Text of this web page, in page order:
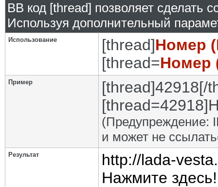
BB код [thread] позволяет сделать
Используя дополнительный
Использование [thread]Номер
[thread=Номер
Пример
[thread]42918[/
(Предупреждение:
и может не
Результат
http://lada-
Нажмите здесь!